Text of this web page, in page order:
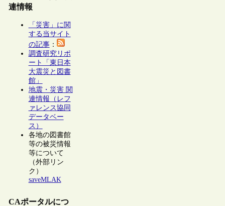
連情報
「災害」に関
する当サイト
の記事：
調査研究リポ
ート「東日本
大震災と図書
館」
地震・災害 関
連情報（レフ
ァレンス協同
データベー
ス）
各地の図書館
等の被災情報
等について
（外部リン
ク）
saveMLAK
CAポータルにつ